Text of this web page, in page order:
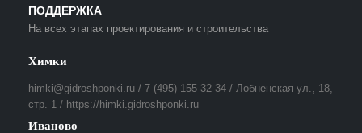
ПОДДЕРЖКА
На всех этапах проектирования и строительства
Химки
himki@gidroshponki.ru / 7 (495) 155 32 34 / Лобненская ул., 18,
стр. 1 / https://himki.gidroshponki.ru
Иваново